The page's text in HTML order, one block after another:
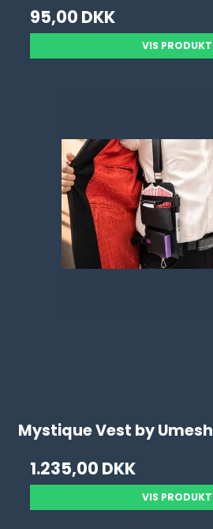
95,00 DKK
VIS PRODUKT
Mystique Vest by Umesh
1.235,00 DKK
VIS PRODUKT